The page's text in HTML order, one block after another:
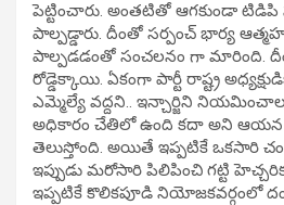
పెట్టించారు. అంతటితో ఆగకుండా టిడిపి
పాల్పడ్డారు. దీంతో సర్పంచ్ భార్య
పాల్పడడంతో సంచలనం గా మారింది.
రోడ్డెక్కాయి. ఏకంగా పార్టీ రాష్ట్ర
ఎమ్మెల్యే వద్దని.. ఇన్చార్జిని
అధికారం చేతిలో ఉంది కదా అని ఆయన
తెలుస్తోంది. అయితే ఇప్పటికే ఒకసారి
ఇప్పుడు మరోసారి పిలిపించి గట్టి
ఇప్పటికే కొలికపూడి నియోజకవర్గంలో